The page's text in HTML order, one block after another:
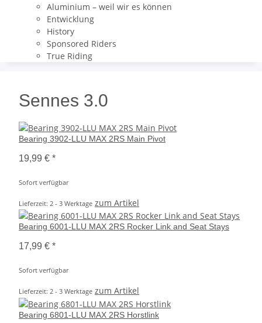
Aluminium – weil wir es können
Entwicklung
History
Sponsored Riders
True Riding
Sennes 3.0
Bearing 3902-LLU MAX 2RS Main Pivot
19,99 € *
Sofort verfügbar
Lieferzeit: 2 - 3 Werktage zum Artikel
Bearing 6001-LLU MAX 2RS Rocker Link and Seat Stays
17,99 € *
Sofort verfügbar
Lieferzeit: 2 - 3 Werktage zum Artikel
Bearing 6801-LLU MAX 2RS Horstlink